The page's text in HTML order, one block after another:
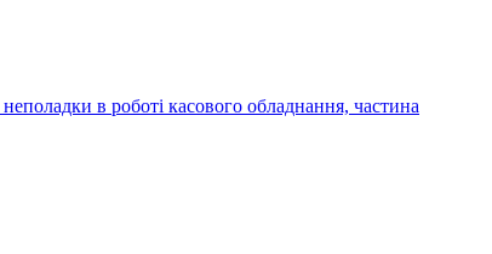
в роботі касового обладнання, частина